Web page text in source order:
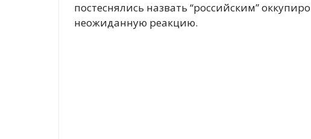
постеснялись назвать “российским”
неожиданную реакцию.